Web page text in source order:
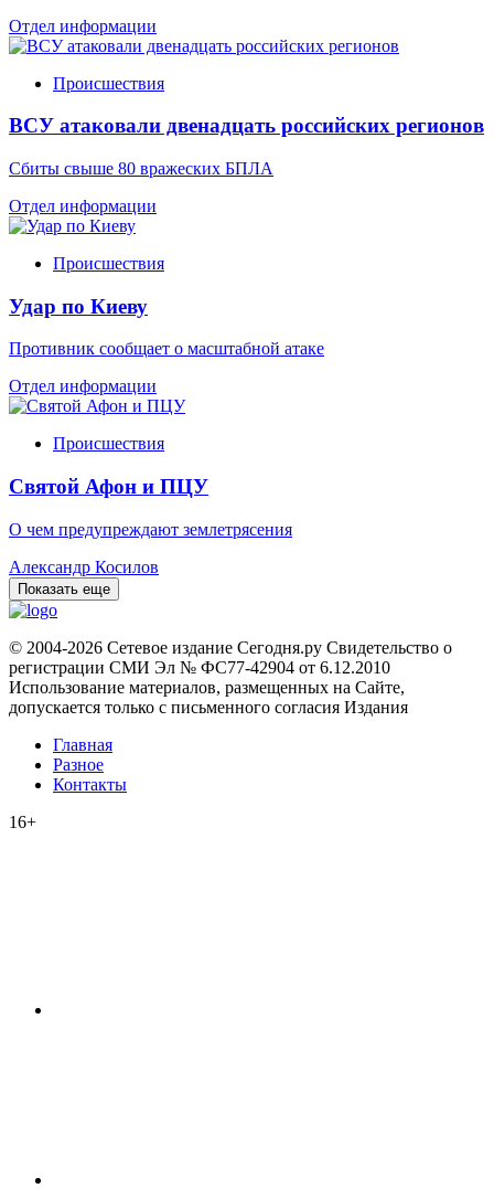
Отдел информации
Происшествия
ВСУ атаковали двенадцать российских регионов
Сбиты свыше 80 вражеских БПЛА
Отдел информации
Происшествия
Удар по Киеву
Противник сообщает о масштабной атаке
Отдел информации
Происшествия
Святой Афон и ПЦУ
О чем предупреждают землетрясения
Александр Косилов
Показать еще
© 2004-2026 Сетевое издание Сегодня.ру Свидетельство о
регистрации СМИ Эл № ФС77-42904 от 6.12.2010
Использование материалов, размещенных на Сайте,
допускается только с письменного согласия Издания
Главная
Разное
Контакты
16+